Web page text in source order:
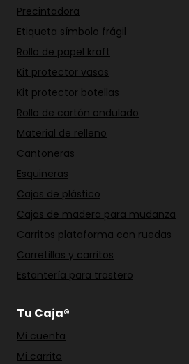
Precintadora
Etiqueta símbolo frágil
Rollo de papel kraft
Kit protector vasos
Kit protector botellas
Rollo de cartón ondulado
Material de relleno
Cantoneras
Esquineras
Cajas de plástico
Cajas de madera para mudanza
Carritos plataforma con ruedas
Carretillas y carritos
Estantería para trastero
Tu Caja®
Mi cuenta
Mi carrito